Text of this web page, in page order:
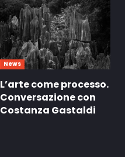
News
L’arte come processo.
Conversazione con
Costanza Gastaldi